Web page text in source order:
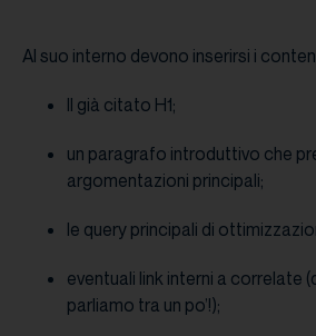
Al suo interno devono inserirsi i
Il già citato H1;
un paragrafo introduttivo che
argomentazioni principali;
le query principali di
eventuali link interni a correlate
parliamo tra un po’!);